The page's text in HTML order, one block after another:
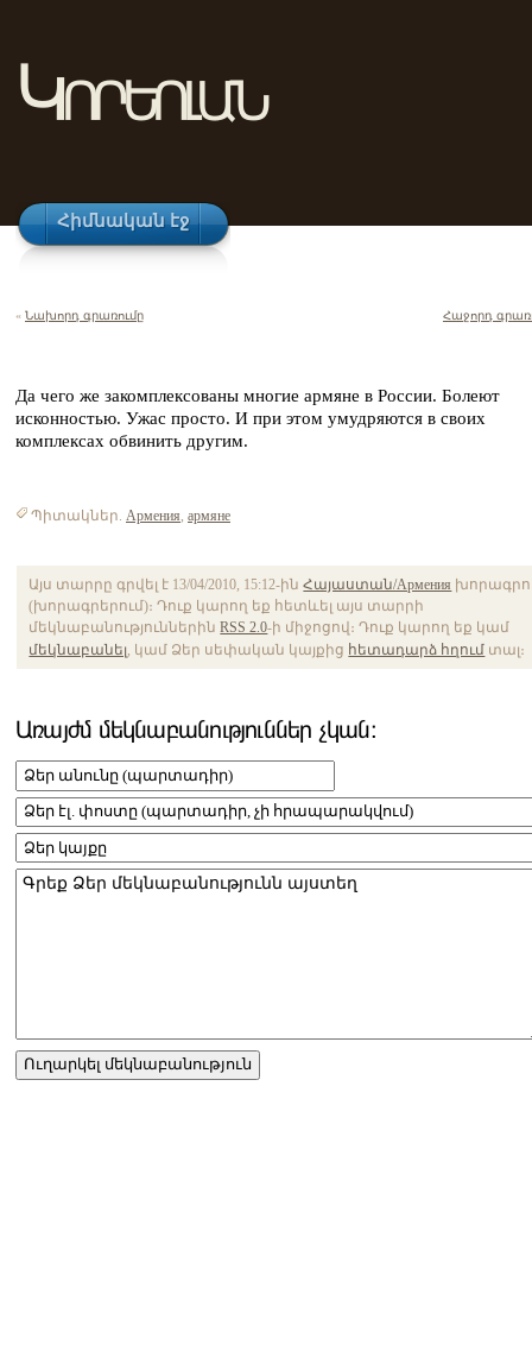
Կորեոլան
Հիմնական էջ
« Նախորդ գրառումը Հաջորդ
Да чего же закомплексованы многие армяне в России. Болеют
исконностью. Ужас просто. И при этом умудряются в своих
комплексах обвинить другим.
Պիտակներ. Армения, армяне
Այս տարրը գրվել է 13/04/2010, 15:12-ինՀայաստան/Армения
(խորագրերում)։ Դուք կարող եք հետևել այս տարրի
մեկնաբանություններինRSS 2.0-ի միջոցով։ Դուք կարող եք կամ
մեկնաբանել , կամ Ձեր սեփական կայքից հետադարձ հղում տալ։
Առայժմ մեկնաբանություններ չկան։